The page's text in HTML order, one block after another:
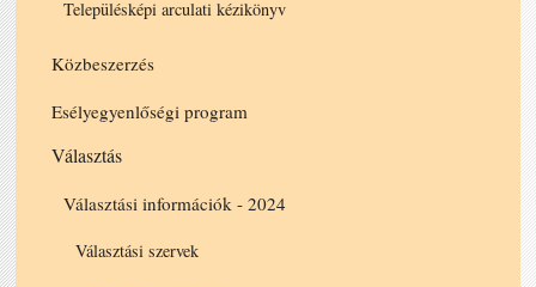
Településképi arculati kézikönyv
Közbeszerzés
Esélyegyenlőségi program
Választás
Választási információk - 2024
Választási szervek